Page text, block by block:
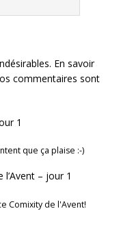
En savoir
commentaires sont
1
que ça plaise :-)
l’Avent – jour 1
Comixity de l'Avent!